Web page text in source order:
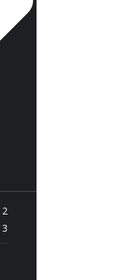
2
3